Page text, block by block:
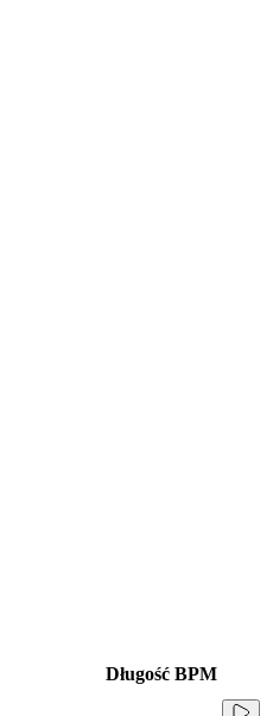
Długość BPM